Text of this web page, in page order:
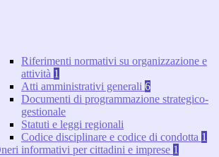
Riferimenti normativi su organizzazione e
attività 1
Atti amministrativi generali 6
Documenti di programmazione strategico-
gestionale
Statuti e leggi regionali
Codice disciplinare e codice di condotta 1
informativi per cittadini e imprese 1